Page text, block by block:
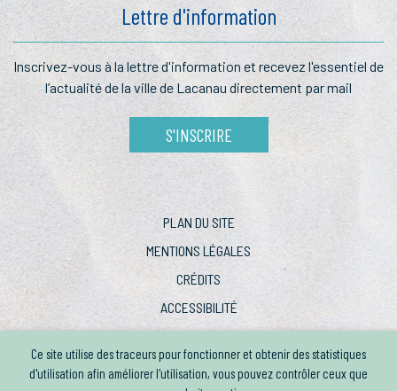
Ce site utilise des traceurs pour fonctionner et obtenir des statistiques
d'utilisation afin améliorer l'utilisation, vous pouvez contrôler ceux que
Lettre d'information
Inscrivez-vous à la lettred'information et recevez l'essentiel de
l’actualité de la ville de Lacanau directement par mail
S'INSCRIRE
PLAN DU SITE
MENTIONS LÉGALES
CRÉDITS
ACCESSIBILITÉ